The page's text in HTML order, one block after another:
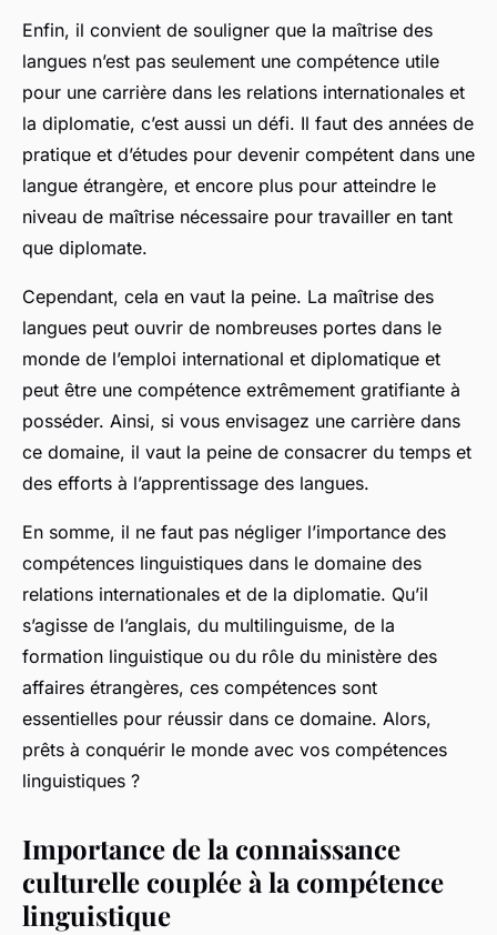
Enfin, il convient de souligner que la maîtrise des
langues n’est pas seulement une compétence utile
pour une carrière dans les relations internationales et
la diplomatie, c’est aussi un défi. Il faut des années de
pratique et d’études pour devenir compétent dans une
langue étrangère, et encore plus pour atteindre le
niveau de maîtrise nécessaire pour travailler en tant
que diplomate.
Cependant, cela en vaut la peine. La maîtrise des
langues peut ouvrir de nombreuses portes dans le
monde de l’emploi international et diplomatique et
peut être une compétence extrêmement gratifiante à
posséder. Ainsi, si vous envisagez une carrière dans
ce domaine, il vaut la peine de consacrer du temps et
des efforts à l’apprentissage des langues.
En somme, il ne faut pas négliger l’importance des
compétences linguistiques dans le domaine des
relations internationales et de la diplomatie. Qu’il
s’agisse de l’anglais, du multilinguisme, de la
formation linguistique ou du rôle du ministère des
affaires étrangères, ces compétences sont
essentielles pour réussir dans ce domaine. Alors,
prêts à conquérir le monde avec vos compétences
linguistiques ?
Importance de la connaissance
culturelle couplée à la compétence
linguistique